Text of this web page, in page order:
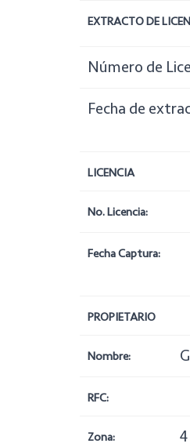
EXTRACTO DE
Número de
Fecha de
LICENCIA
No. Licencia:
Fecha Captura:
PROPIETARIO
Nombre:
RFC:
Zona: 4